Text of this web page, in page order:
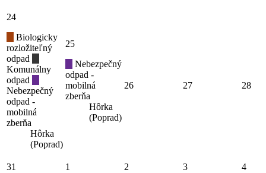
24
Biologicky
rozložiteľný
odpad
Komunálny
odpad
Nebezpečný
odpad -
mobilná
zberňa
Hôrka
(Poprad)
25
Nebezpečný
odpad -
mobilná
zberňa
Hôrka
(Poprad)
26 27 28
31 1 2 3
4